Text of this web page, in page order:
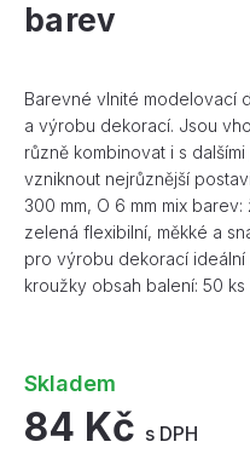
barev
Barevné vlnité modelovací
a výrobu dekorací. Jsou
různě kombinovat i s
vzniknout nejrůznější
300 mm, O 6 mm mix
zelená flexibilní, měkké a
pro výrobu dekorací
kroužky obsah balení: 50
Skladem
84 Kč s DPH